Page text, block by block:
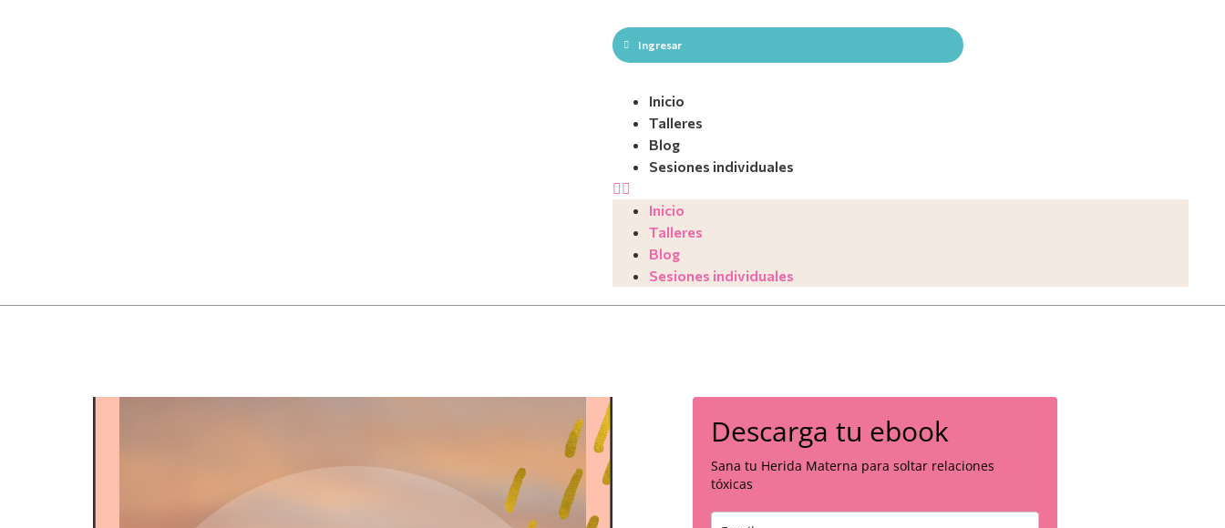
Ingresar
Inicio
Talleres
Blog
Sesiones individuales
Inicio
Talleres
Blog
Sesiones individuales
Descarga tu ebook
Sana tu Herida Materna para soltar relaciones
tóxicas